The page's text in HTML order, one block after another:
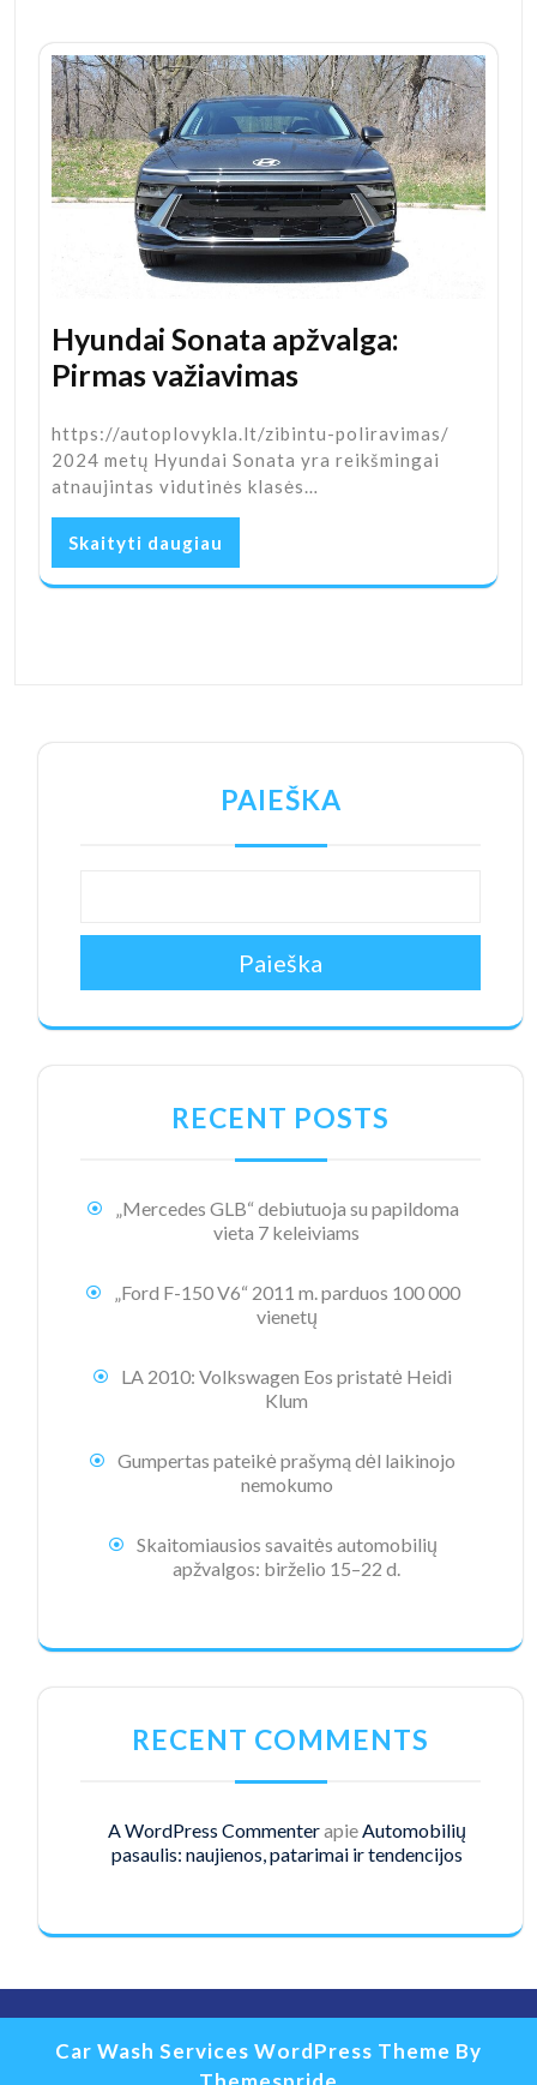
Hyundai Sonata apžvalga:
Pirmas važiavimas
https://autoplovykla.lt/zibintu-poliravimas/
2024 metų Hyundai Sonata yra reikšmingai
atnaujintas vidutinės klasės…
Skaityti daugiau
PAIEŠKA
Paieška
RECENT POSTS
„Mercedes GLB“ debiutuoja su papildoma
vieta 7 keleiviams
„Ford F-150 V6“ 2011 m. parduos 100 000
vienetų
LA 2010: Volkswagen Eos pristatė Heidi
Klum
Gumpertas pateikė prašymą dėl laikinojo
nemokumo
Skaitomiausios savaitės automobilių
apžvalgos: birželio 15–22 d.
RECENT COMMENTS
A WordPress CommenterapieAutomobilių
pasaulis: naujienos, patarimai ir tendencijos
Car Wash Services WordPress Theme By